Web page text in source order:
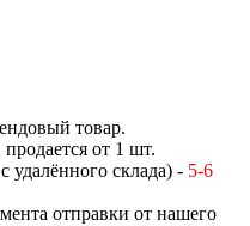
товар.
от 1 шт.
удалённого склада) - 5-6
отправки от нашего